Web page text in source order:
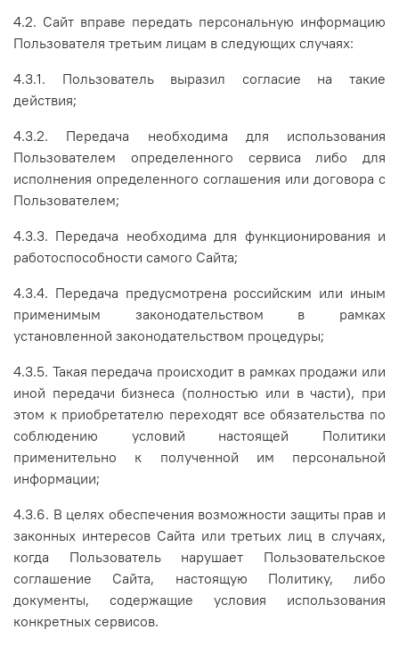
4.2. Сайт вправе передать персональную информацию
Пользователя третьим лицам в следующих случаях:
4.3.1. Пользователь выразил согласие на такие
действия;
4.3.2. Передача необходима для использования
Пользователем определенного сервиса либо для
исполнения определенного соглашения или договора с
Пользователем;
4.3.3. Передача необходима для функционирования и
работоспособности самого Сайта;
4.3.4. Передача предусмотрена российским или иным
применимым законодательством в рамках
установленной законодательством процедуры;
4.3.5. Такая передача происходит в рамках продажи или
иной передачи бизнеса (полностью или в части), при
этом к приобретателю переходят все обязательства по
соблюдению условий настоящей Политики
применительно к полученной им персональной
информации;
4.3.6. В целях обеспечения возможности защиты прав и
законных интересов Сайта или третьих лиц в случаях,
когда Пользователь нарушает Пользовательское
соглашение Сайта, настоящую Политику, либо
документы, содержащие условия использования
конкретных сервисов.